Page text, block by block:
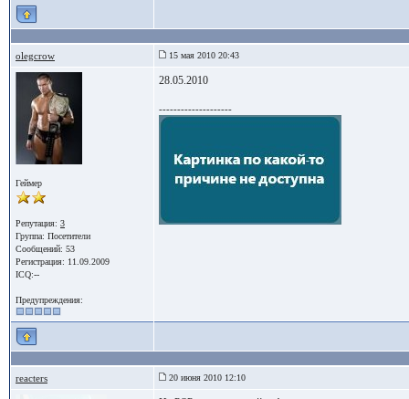
olegcrow 15 мая 2010 20:43
Геймер
Репутация: 3
Группа: Посетители
Сообщений: 53
Регистрация: 11.09.2009
ICQ:--
Предупреждения:
28.05.2010
--------------------
reacters 20 июня 2010 12:10